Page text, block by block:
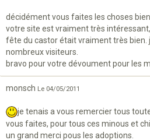
décidément vous faites les choses
votre site est vraiment très
fête du castor était vraiment très bien.
nombreux visiteurs.
bravo pour votre dévoument pour les
monsch Le 04/05/2011
je tenais a vous remercier tous
vous faites, pour tous ces minous et
un grand merci pous les adoptions.